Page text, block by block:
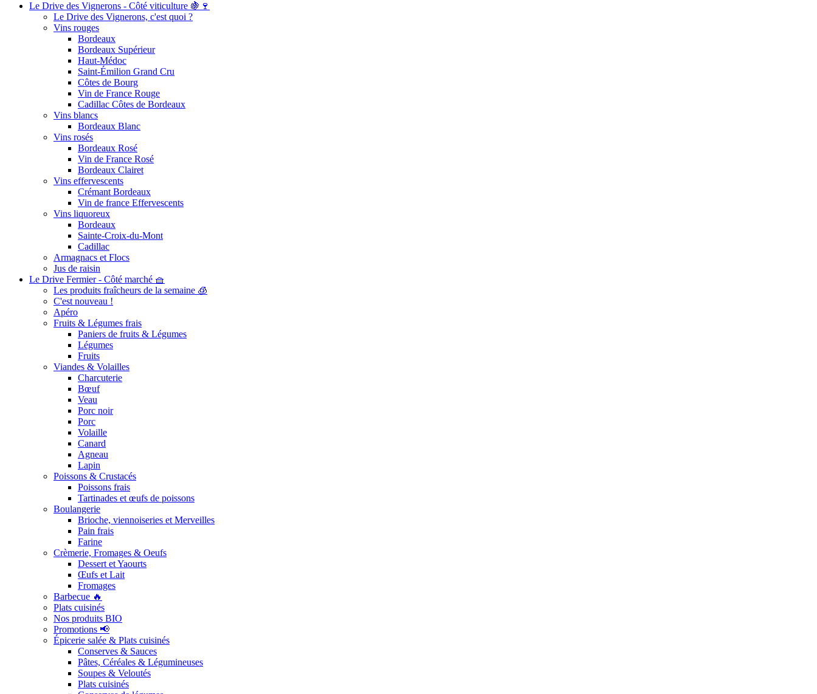
Le Drive des Vignerons - Côté viticulture 🍇🍷
Le Drive des Vignerons, c'est quoi ?
Vins rouges
Bordeaux
Bordeaux Supérieur
Haut-Médoc
Saint-Émilion Grand Cru
Côtes de Bourg
Vin de France Rouge
Cadillac Côtes de Bordeaux
Vins blancs
Bordeaux Blanc
Vins rosés
Bordeaux Rosé
Vin de France Rosé
Bordeaux Clairet
Vins effervescents
Crémant Bordeaux
Vin de france Effervescents
Vins liquoreux
Bordeaux
Sainte-Croix-du-Mont
Cadillac
Armagnacs et Flocs
Jus de raisin
Le Drive Fermier - Côté marché 🧺
Les produits fraîcheurs de la semaine 🧊
C'est nouveau !
Apéro
Fruits & Légumes frais
Paniers de fruits & Légumes
Légumes
Fruits
Viandes & Volailles
Charcuterie
Bœuf
Veau
Porc noir
Porc
Volaille
Canard
Agneau
Lapin
Poissons & Crustacés
Poissons frais
Tartinades et œufs de poissons
Boulangerie
Brioche, viennoiseries et Merveilles
Pain frais
Farine
Crèmerie, Fromages & Oeufs
Dessert et Yaourts
Œufs et Lait
Fromages
Barbecue 🔥
Plats cuisinés
Nos produits BIO
Promotions 📢
Épicerie salée & Plats cuisinés
Conserves & Sauces
Pâtes, Céréales & Légumineuses
Soupes & Veloutés
Plats cuisinés